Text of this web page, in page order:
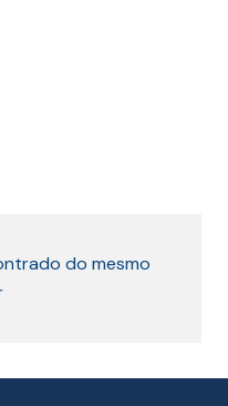
do mesmo